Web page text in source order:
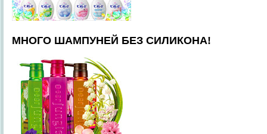
МНОГО ШАМПУНЕЙ БЕЗ СИЛИКОНА!